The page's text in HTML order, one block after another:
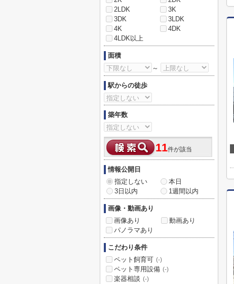
2LDK
3K
3DK
3LDK
4K
4DK
4LDK以上
面積
～
駅からの徒歩
築年数
11件が該当
情報公開日
指定しない
本日
3日以内
1週間以内
画像・動画あり
画像あり
動画あり
パノラマあり
こだわり条件
ペット飼育可 (-)
ペット専用設備 (-)
楽器相談 (-)